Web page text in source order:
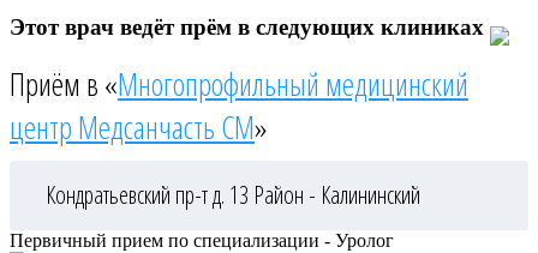
Этот врач ведёт прём в следующих клиниках
Приём в «Многопрофильный медицинский
центр Медсанчасть СМ»
Кондратьевский пр-т д. 13 Район - Калининский
Первичный прием по специализации - Уролог